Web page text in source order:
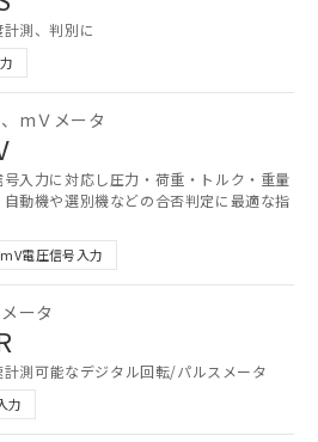
測、判別に
mＶメータ
入力に対応し圧力・荷重・トルク・重量
動機や選別機などの合否判定に最適な指
電圧信号入力
ータ
測可能なデジタル回転/パルスメータ
力